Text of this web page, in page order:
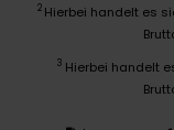
2 Hierbei handelt es
3 Hierbei handelt